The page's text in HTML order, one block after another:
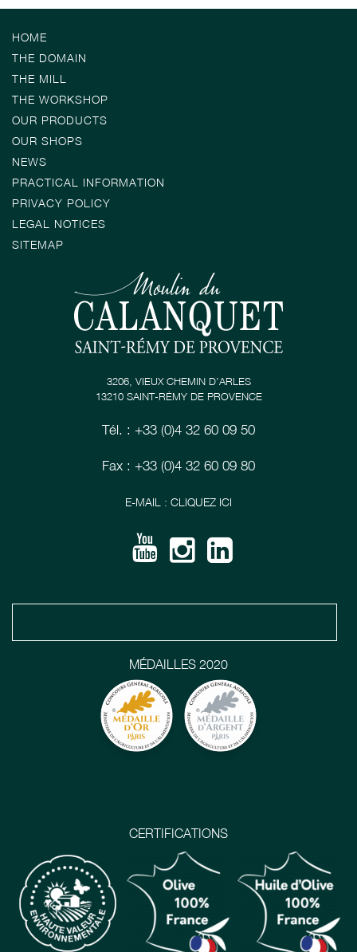
HOME
THE DOMAIN
THE MILL
THE WORKSHOP
OUR PRODUCTS
OUR SHOPS
NEWS
PRACTICAL INFORMATION
PRIVACY POLICY
LEGAL NOTICES
SITEMAP
CERTIFICATIONS
MÉDAILLES 2020
3206, VIEUX CHEMIN D’ARLES
13210 SAINT-RÉMY DE PROVENCE
Tél. : +33 (0)4 32 60 09 50
Fax : +33 (0)4 32 60 09 80
E-MAIL : CLIQUEZ ICI